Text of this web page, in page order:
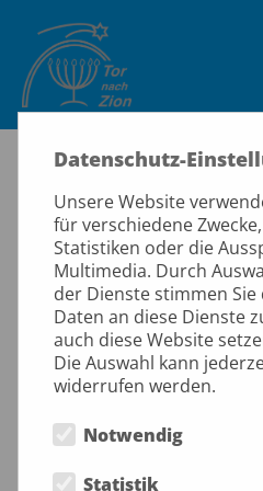
Avner Boskey
Gemeinden in
Anfang Oktober kommt
ein ausgewiesender
aktuellem Bezug über die
("Altes Testament") lehrt.
eine ganze Lehrserie
Datenschutz-
Unsere Website
für verschiedene
Statistiken oder die
Multimedia. Durch
der Dienste stimmen
Daten an diese Dienste
auch diese Website
Die Auswahl kann
widerrufen werden.
Notwendig
Statistik